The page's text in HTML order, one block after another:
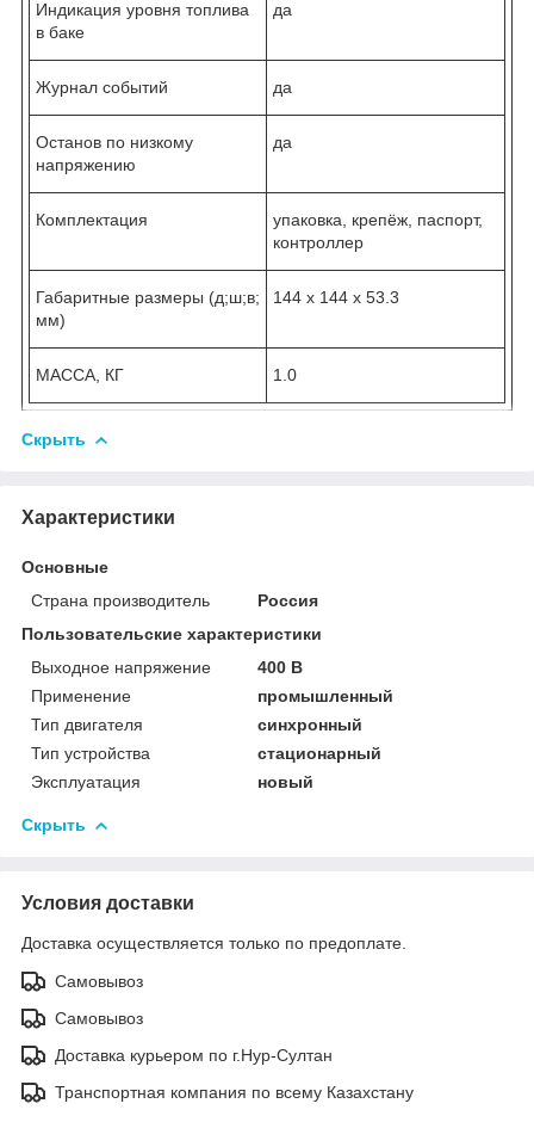
Индикация уровня топлива
в баке
да
Журнал событий да
Останов по низкому
напряжению
да
Комплектация
упаковка, крепёж, паспорт,
контроллер
Габаритные размеры (д;ш;в;
мм)
144 х 144 х 53.3
МАССА, КГ 1.0
Скрыть
Характеристики
Основные
Страна производитель
Россия
Пользовательские характеристики
Выходное напряжение
400 В
Применение
промышленный
Тип двигателя
синхронный
Тип устройства
стационарный
Эксплуатация
новый
Скрыть
Условия доставки
Доставка осуществляется только по предоплате.
Самовывоз
Самовывоз
Доставка курьером по г.Нур-Султан
Транспортная компания по всему Казахстану